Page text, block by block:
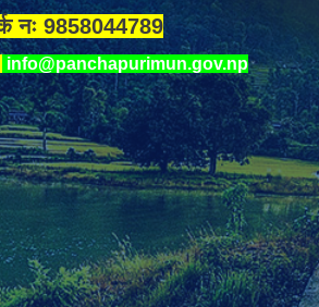
नः 9858044789
info@panchapurimun.gov.np